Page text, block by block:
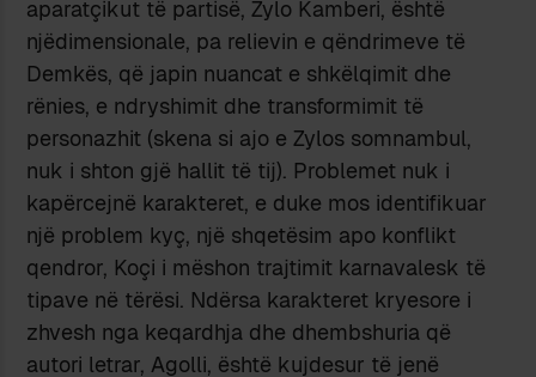
aparatçikut të partisë, Zylo Kamberi, është
njëdimensionale, pa relievin e qëndrimeve të
Demkës, që japin nuancat e shkëlqimit dhe
rënies, e ndryshimit dhe transformimit të
personazhit (skena si ajo e Zylos somnambul,
nuk i shton gjë hallit të tij). Problemet nuk i
kapërcejnë karakteret, e duke mos identifikuar
një problem kyç, një shqetësim apo konflikt
qendror, Koçi i mëshon trajtimit karnavalesk të
tipave në tërësi. Ndërsa karakteret kryesore i
zhvesh nga keqardhja dhe dhembshuria që
autori letrar, Agolli, është kujdesur të jenë